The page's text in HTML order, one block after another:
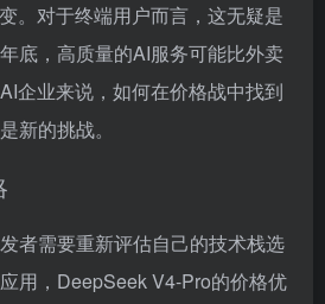
。对于终端用户而言，这无疑是
，高质量的AI服务可能比外卖
企业来说，如何在价格战中找到
新的挑战。
者需要重新评估自己的技术栈选
用，DeepSeek V4-Pro的价格优